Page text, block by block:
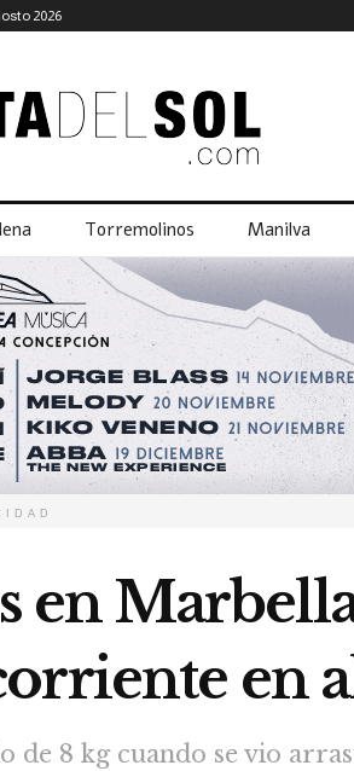
2026
Torremolinos Manilva
en
en
de 8 kg cuando se vio